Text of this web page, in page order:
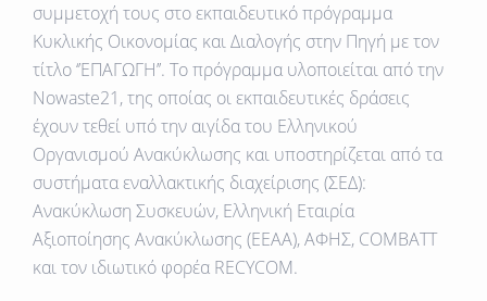
συμμετοχή τους στο εκπαιδευτικό πρόγραμμα
Κυκλικής Οικονομίας και Διαλογής στην Πηγή με τον
τίτλο‘’ΕΠΑΓΩΓΗ’’. Tο πρόγραμμα υλοποιείται από την
Nowaste21, της οποίας οι εκπαιδευτικές δράσεις
έχουν τεθεί υπό την αιγίδατου Ελληνικού
Οργανισμού Ανακύκλωσης και υποστηρίζεται από τα
συστήματα εναλλακτικής διαχείρισης (ΣΕΔ):
Aνακύκλωση Συσκευών, Eλληνική Εταιρία
Αξιοποίησης Ανακύκλωσης (EEAA), ΑΦΗΣ, COMBATT
και τον ιδιωτικό φορέα RECYCOM.